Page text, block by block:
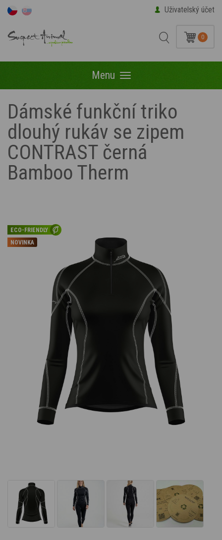
Uživatelský účet
0
Menu Menu
Dámské funkční triko
dlouhý rukáv se zipem
CONTRAST černá
Bamboo Therm
ECO-FRIENDLY
NOVINKA